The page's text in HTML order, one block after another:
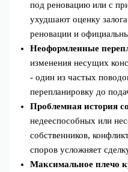
под реновацию или с
ухудшают оценку
реновации и
Неоформленные
изменения несущих
- один из частых
перепланировку до
Проблемная история
недееспособных или
собственников,
споров усложняет
Максимальное плечо